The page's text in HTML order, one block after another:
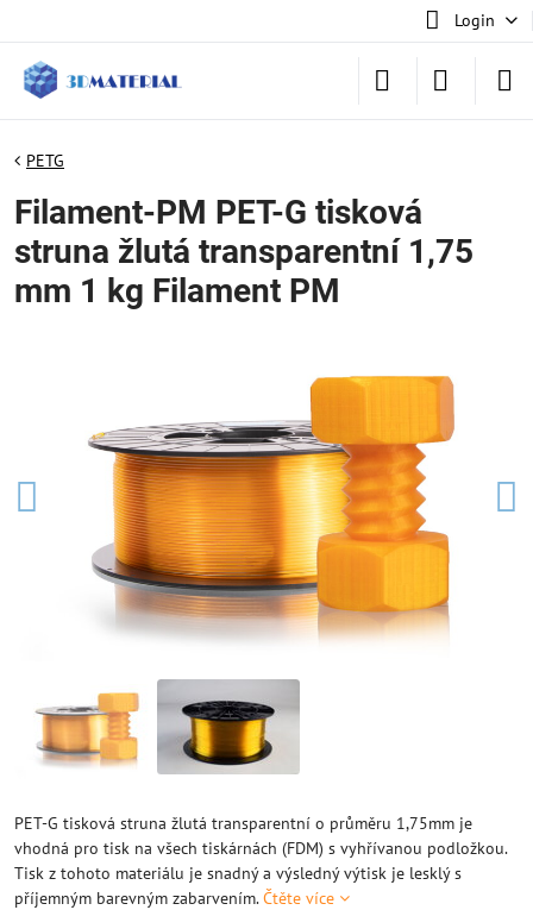
Login
PETG
Filament-PM PET-G tisková
struna žlutá transparentní 1,75
mm 1 kg Filament PM
PET-G tisková struna žlutá transparentní o průměru 1,75mm je
vhodná pro tisk na všech tiskárnách (FDM) s vyhřívanou podložkou.
Tisk z tohoto materiálu je snadný a výsledný výtisk je lesklý s
příjemným barevným zabarvením.Čtěte více